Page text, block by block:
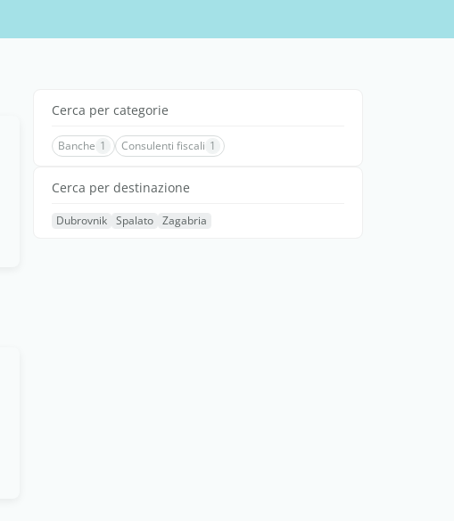
Cerca per categorie
Banche 1 Consulenti fiscali 1
Cerca per destinazione
Dubrovnik Spalato Zagabria